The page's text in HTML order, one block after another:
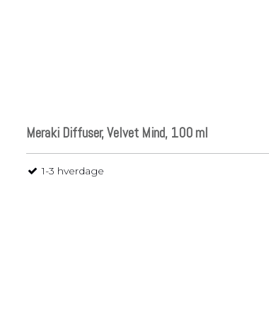
Meraki Diffuser, Velvet Mind, 100 ml
1-3 hverdage